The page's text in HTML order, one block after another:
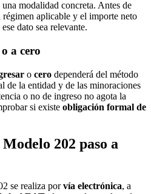
modalidad concreta. Antes de
aplicable y el importe neto
dato sea relevante.
a cero
o cero dependerá del método
de la entidad y de las minoraciones
o no de ingreso no agota la
si existe obligación formal de
202 paso a
se realiza porvía electrónica, a